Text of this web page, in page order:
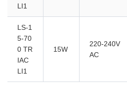
LI1
LS-1
5-70
0 TR
IAC
LI1
15W
220-240V
AC